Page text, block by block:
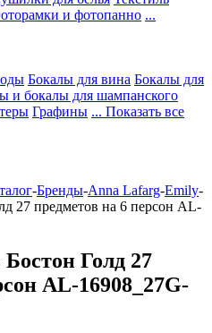
и фотопанно ...
Бокалы для вина Бокалы для
и бокалы для шампанского
Графины ... Показать все
-Бренды-Anna Lafarg-Emily-
27 предметов на 6 персон AL-
Голд 27
AL-16908_27G-